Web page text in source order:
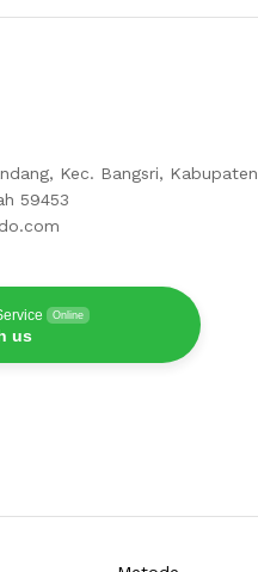
Kec. Bangsri, Kabupaten
59453
Online
us